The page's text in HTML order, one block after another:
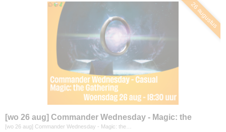
26 augustus
[wo 26 aug] Commander Wednesday - Magic: the
Gathering
[wo 26 aug] Commander Wednesday - Magic: the…